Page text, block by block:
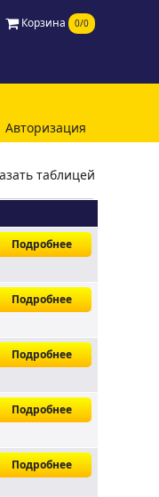
Корзина 0/0
Авторизация
таблицей
Подробнее
Подробнее
Подробнее
Подробнее
Подробнее